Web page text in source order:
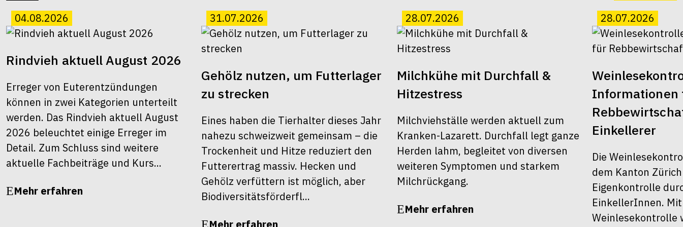
04.08.2026
Rindvieh aktuell August 2026
Erreger von Euterentzündungen
können in zwei Kategorien unterteilt
werden. Das Rindvieh aktuell August
2026 beleuchtet einige Erreger im
Detail. Zum Schluss sind weitere
aktuelle Fachbeiträge und Kurs...
Mehr erfahren
31.07.2026
Gehölz nutzen, um Futterlager
zu strecken
Eines haben die Tierhalter dieses Jahr
nahezu schweizweit gemeinsam – die
Trockenheit und Hitze reduziert den
Futterertrag massiv. Hecken und
Gehölz verfüttern ist möglich, aber
Biodiversitätsförderfl...
Mehr erfahren
28.07.2026
Milchkühe mit Durchfall &
Hitzestress
Milchviehställe werden aktuell zum
Kranken-Lazarett. Durchfall legt ganze
Herden lahm, begleitet von diversen
weiteren Symptomen und starkem
Milchrückgang.
Mehr erfahren
28.07.2026
Informationen
Einkellerer
Die
dem Kanton
Eigenkontrolle
EinkellerInnen.
Weinlesekontrolle